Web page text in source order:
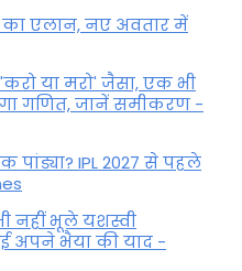
एलान, नए अवतार में
या मरो' जैसा, एक भी
गण‍ित, जानें समीकरण -
पांड्या? IPL 2027 से पहले
नहीं भूले यशस्वी
अपने भैया की याद -